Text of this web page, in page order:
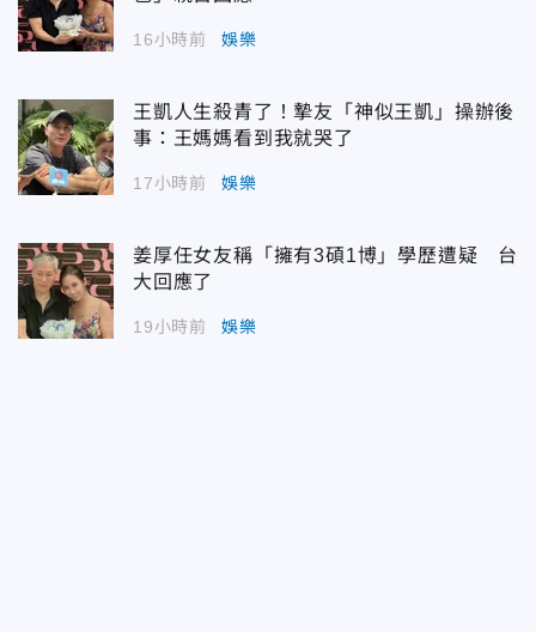
16小時前 娛樂
王凱人生殺青了！摯友「神似王凱」操辦後
事：王媽媽看到我就哭了
17小時前 娛樂
姜厚任女友稱「擁有3碩1博」學歷遭疑 台
大回應了
19小時前 娛樂